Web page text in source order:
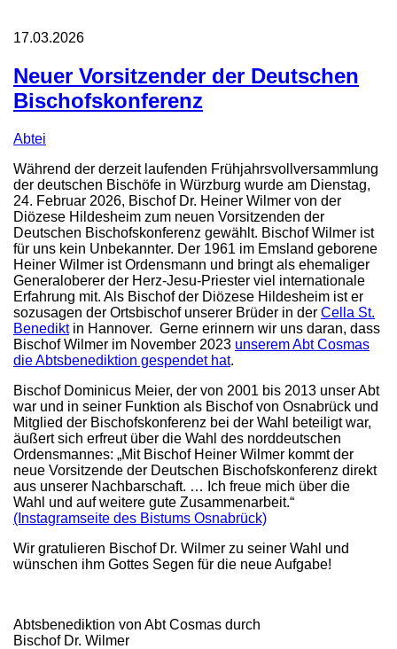
17.03.2026
Neuer Vorsitzender der Deutschen
Bischofskonferenz
Abtei
Während der derzeit laufenden Frühjahrsvollversammlung
der deutschen Bischöfe in Würzburg wurde am Dienstag,
24. Februar 2026, Bischof Dr. Heiner Wilmer von der
Diözese Hildesheim zum neuen Vorsitzenden der
Deutschen Bischofskonferenz gewählt. Bischof Wilmer ist
für uns kein Unbekannter. Der 1961 im Emsland geborene
Heiner Wilmer ist Ordensmann und bringt als ehemaliger
Generaloberer der Herz-Jesu-Priester viel internationale
Erfahrung mit. Als Bischof der Diözese Hildesheim ist er
sozusagen der Ortsbischof unserer Brüder in der Cella St.
Benediktin Hannover. Gerne erinnern wir uns daran, dass
Bischof Wilmer im November 2023 unserem Abt Cosmas
die Abtsbenediktion gespendet hat.
Bischof Dominicus Meier, der von 2001 bis 2013 unser Abt
war und in seiner Funktion als Bischof von Osnabrück und
Mitglied der Bischofskonferenz bei der Wahl beteiligt war,
äußert sich erfreut über die Wahl des norddeutschen
Ordensmannes: „Mit Bischof Heiner Wilmer kommt der
neue Vorsitzende der Deutschen Bischofskonferenz direkt
aus unserer Nachbarschaft. … Ich freue mich über die
Wahl und auf weitere gute Zusammenarbeit.“
(Instagramseite des Bistums Osnabrück)
Wir gratulieren Bischof Dr. Wilmer zu seiner Wahl und
wünschen ihm Gottes Segen für die neue Aufgabe!
Abtsbenediktion von Abt Cosmas durch
Bischof Dr. Wilmer